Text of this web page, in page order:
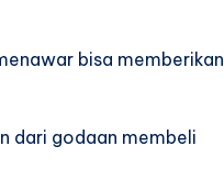
bisa memberikan
dari godaan membeli